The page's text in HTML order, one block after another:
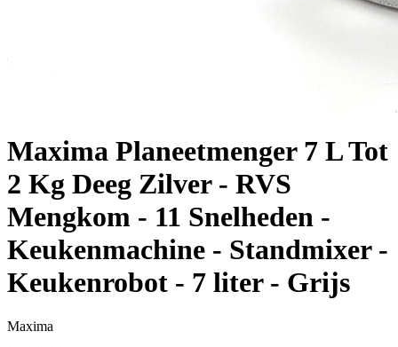
Maxima Planeetmenger 7 L Tot
2 Kg Deeg Zilver - RVS
Mengkom - 11 Snelheden -
Keukenmachine - Standmixer -
Keukenrobot - 7 liter - Grijs
Maxima